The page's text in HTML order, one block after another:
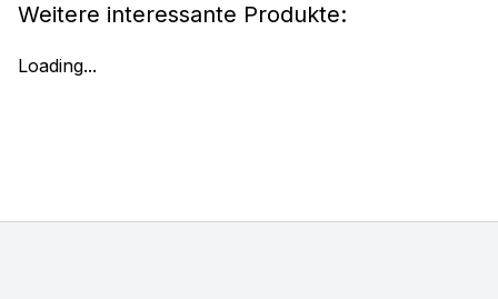
Weitere interessante Produkte:
Loading...